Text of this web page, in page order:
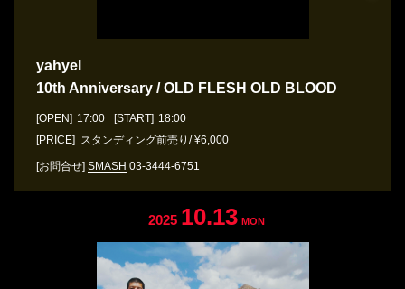
yahyel
10th Anniversary / OLD FLESH OLD BLOOD
[OPEN] 17:00 [START] 18:00
[PRICE] スタンディング前売り/ ¥6,000
[お問合せ] SMASH 03-3444-6751
2025 10.13 MON